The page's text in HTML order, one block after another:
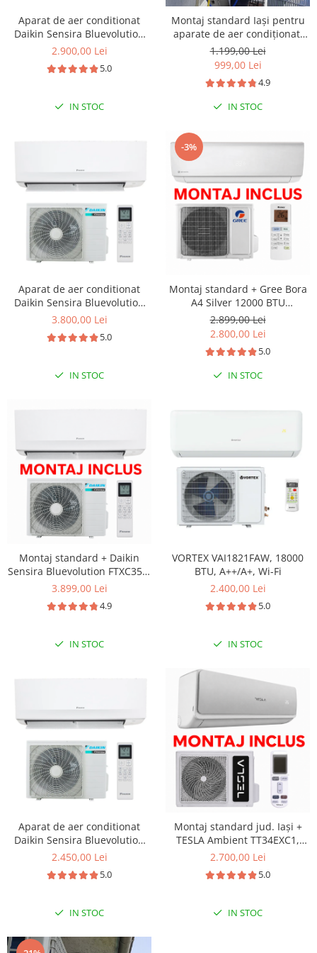
Aparat de aer conditionat
Daikin Sensira Bluevolution
FTXC35E-RXC35E Inverter
dezodorizare, repornire
comutare automata racire-
incalzire
2.900,00 Lei
5.0
IN STOC
Montaj standard Iași pentru
aparate de aer condiționat,
clasa 7.000 - 15.000 BTU
1.199,00 Lei
999,00 Lei
4.9
IN STOC
Aparat de aer conditionat
Daikin Sensira Bluevolution
FTXC50E-RXC50E Inverter
dezodorizare, repornire
comutare automata racire-
incalzire
3.800,00 Lei
5.0
IN STOC
-3%
Montaj standard + Gree Bora
A4 Silver 12000 BTU
GWH12AAB-K6DNA4A, Clasa
A++ Wifi - Gree
2.899,00 Lei
2.800,00 Lei
5.0
IN STOC
Montaj standard + Daikin
Sensira Bluevolution FTXC35E-
RXC35E Inverter 12000 BTU -
3.899,00 Lei
4.9
IN STOC
VORTEX VAI1821FAW, 18000
BTU, A++/A+, Wi-Fi
2.400,00 Lei
5.0
IN STOC
Aparat de aer conditionat
Daikin Sensira Bluevolution
FTXC25E-RXC25E Inverter 9000
repornire automata, 5 trepte
racire-incalzire
2.450,00 Lei
5.0
IN STOC
Montaj standard jud. Iași +
TESLA Ambient TT34EXC1,
12000 BTU, A++/A+, Wi-Fi
2.700,00 Lei
5.0
IN STOC